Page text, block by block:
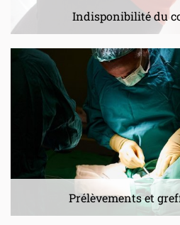
Indisponibilité du
Prélèvements et